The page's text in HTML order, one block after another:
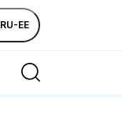
RU-EE